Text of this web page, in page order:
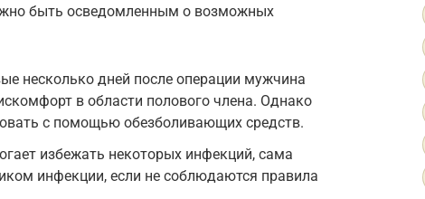
быть осведомленным о возможных
несколько дней после операции мужчина
в области полового члена. Однако
с помощью обезболивающих средств.
избежать некоторых инфекций, сама
инфекции, если не соблюдаются правила